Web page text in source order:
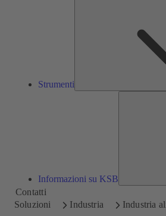
Strumenti
Informazioni su KSB
Contatti
Soluzioni
Industria Industria